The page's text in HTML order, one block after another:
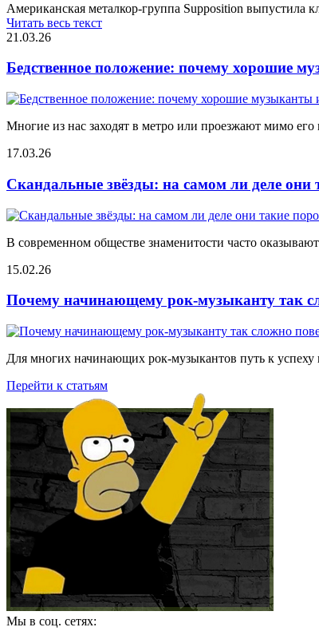
Американская металкор-группа Supposition выпустила
Читать весь текст
21.03.26
Бедственное положение: почему хорошие
Многие из нас заходят в метро или проезжают мимо
17.03.26
Скандальные звёзды: на самом ли деле они
В современном обществе знаменитости часто
15.02.26
Почему начинающему рок-музыканту так
Для многих начинающих рок-музыкантов путь к
Перейти к статьям
Мы в соц. сетях: